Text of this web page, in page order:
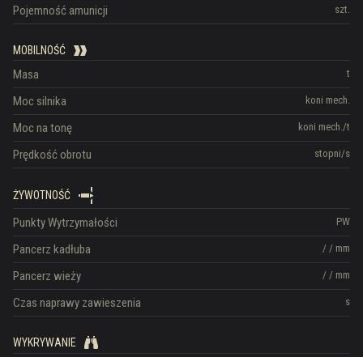
szt.
Pojemność amunicji
MOBILNOŚĆ
t
Masa
koni mech.
Moc silnika
koni mech./t
Moc na tonę
stopni/s
Prędkość obrotu
ŻYWOTNOŚĆ
PW
Punkty Wytrzymałości
/ / mm
Pancerz kadłuba
/ / mm
Pancerz wieży
s
Czas naprawy zawieszenia
WYKRYWANIE